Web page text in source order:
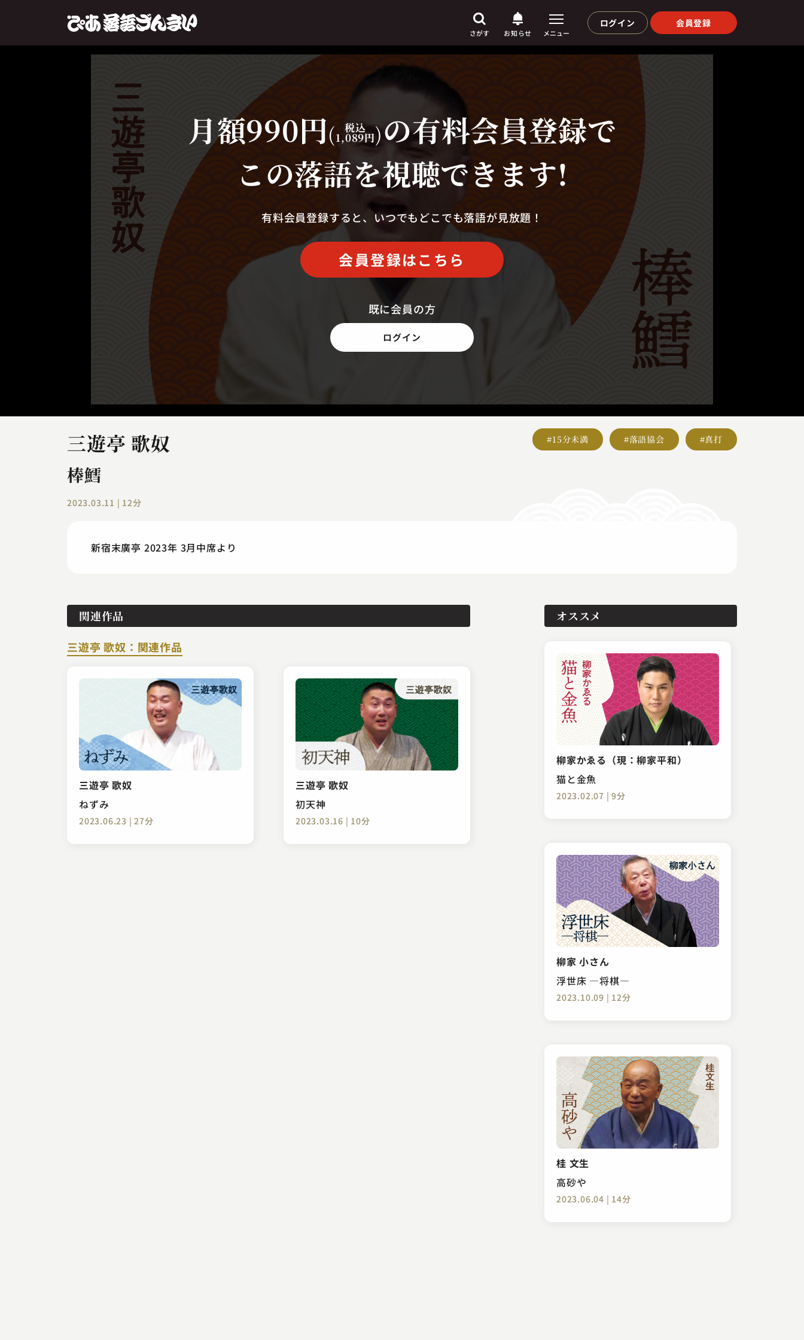
さがす
芸人からさがす
演目
上演時間からさがす
お知らせ メニュー
ログイン 会員登録
月額990円( 税込
1,089円)の有料会員登録で
この落語を視聴できます!
有料会員登録すると、いつでもどこでも落語が見放題！
会員登録はこちら
既に会員の方
ログイン
三遊亭 歌奴
棒鱈
2023.03.11 | 12分
#15分未満 #落語協会 #真打
新宿末廣亭 2023年 3月中席より
関連作品
三遊亭 歌奴：関連作品
三遊亭 歌奴
ねずみ
2023.06.23 | 27分
三遊亭 歌奴
初天神
2023.03.16 | 10分
オススメ
柳家かゑる（現：柳家平和）
猫と金魚
2023.02.07 | 9分
柳家 小さん
浮世床 ―将棋―
2023.10.09 | 12分
桂 文生
高砂や
2023.06.04 | 14分